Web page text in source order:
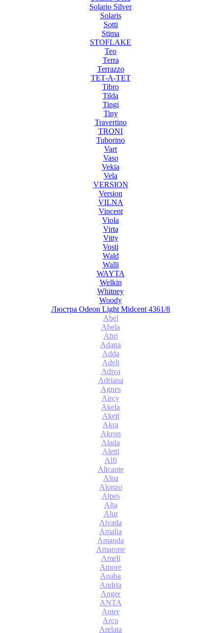
Solario Silver
Solaris
Sotti
Stima
STOFLAKE
Teo
Terra
Terrazzo
TET-A-TET
Tibro
Tilda
Tingi
Tiny
Travertino
TRONI
Tuborino
Vart
Vaso
Vekia
Vela
VERSION
Version
VILNA
Vincent
Viola
Virta
Vitty
Vosti
Wald
Walli
WAYTA
Welkin
Whitney
Woody
Люстра Odeon Light Midcent 4361/8
Abel
Abela
Abri
Adana
Adda
Adeli
Adiva
Adriana
Agnes
Aircy
Akela
Aketi
Akra
Akron
Alada
Aletti
Alfi
Alicante
Alna
Alonzo
Alpes
Alta
Alur
Alvada
Amalia
Amanda
Amarone
Ameli
Amore
Anaba
Andria
Anger
ANTA
Anter
Arco
Arelata